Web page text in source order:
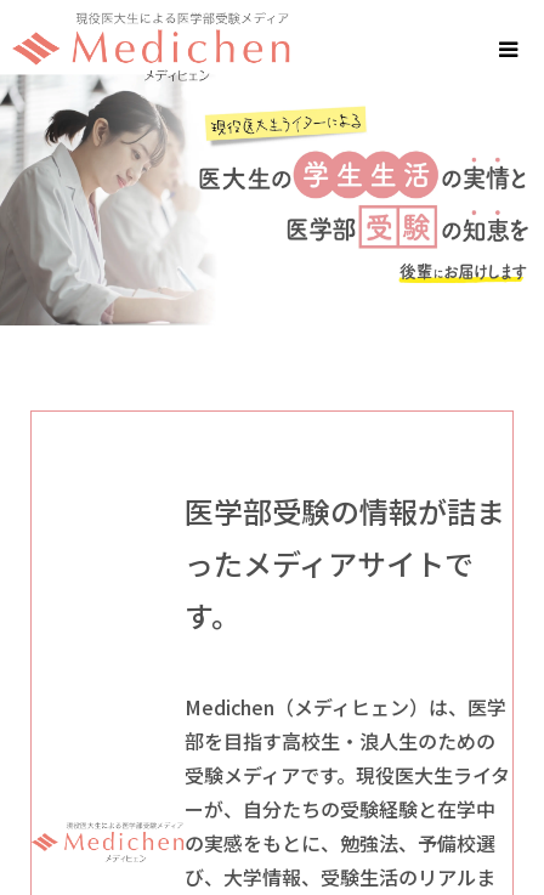
医学部受験の情報が詰ま
ったメディアサイトで
す。
Medichen（メディヒェン）は、医学
部を目指す高校生・浪人生のための
受験メディアです。現役医大生ライタ
ーが、自分たちの受験経験と在学中
の実感をもとに、勉強法、予備校選
び、大学情報、受験生活のリアルま